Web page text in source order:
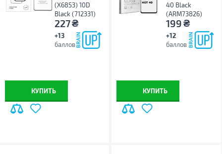
(X6853) 10D
Black (712331)
227₴
+13
баллов
КУПИТЬ
40 Black
(ARM73826)
199₴
+12
баллов
КУПИТЬ